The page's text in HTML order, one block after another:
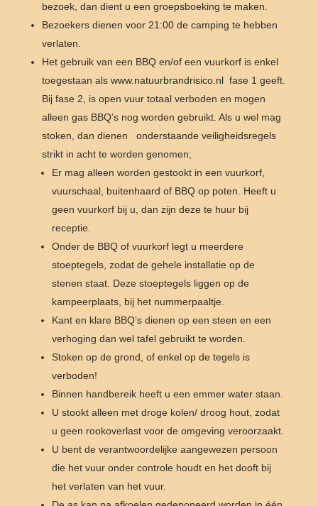
bezoek, dan dient u een groepsboeking te maken.
Bezoekers dienen voor 21:00 de camping te hebben
verlaten.
Het gebruik van een BBQ en/of een vuurkorf is enkel
toegestaan als www.natuurbrandrisico.nlfase 1 geeft.
Bij fase 2, is open vuur totaal verboden en mogen
alleen gas BBQ’s nog worden gebruikt. Als u wel mag
stoken, dan dienen onderstaande veiligheidsregels
strikt in acht te worden genomen;
Er mag alleen worden gestookt in een vuurkorf,
vuurschaal, buitenhaard of BBQ op poten. Heeft u
geen vuurkorf bij u, dan zijn deze te huur bij
receptie.
Onder de BBQ of vuurkorf legt u meerdere
stoeptegels, zodat de gehele installatie op de
stenen staat. Deze stoeptegels liggen op de
kampeerplaats, bij het nummerpaaltje.
Kant en klare BBQ’s dienen op een steen en een
verhoging dan wel tafel gebruikt te worden.
Stoken op de grond, of enkel op de tegels is
verboden!
Binnen handbereik heeft u een emmer water staan.
U stookt alleen met droge kolen/ droog hout, zodat
u geen rookoverlast voor de omgeving veroorzaakt.
U bent de verantwoordelijke aangewezen persoon
die het vuur onder controle houdt en het dooft bij
het verlaten van het vuur.